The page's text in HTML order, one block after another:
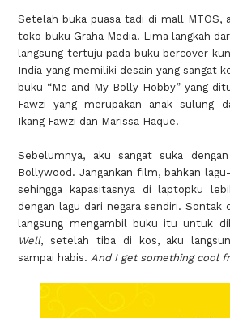
Setelah buka puasa tadi di mall MTOS,
toko buku Graha Media. Lima langkah
langsung tertuju pada buku bercover
India yang memiliki desain yang sangat
buku “Me and My Bolly Hobby” yang
Fawzi yang merupakan anak sulung
Ikang Fawzi dan Marissa Haque.
Sebelumnya, aku sangat suka
Bollywood. Jangankan film, bahkan
sehingga kapasitasnya di laptopku
dengan lagu dari negara sendiri. Sontak
langsung mengambil buku itu untuk
Well, setelah tiba di kos, aku
sampai habis. And I get something cool